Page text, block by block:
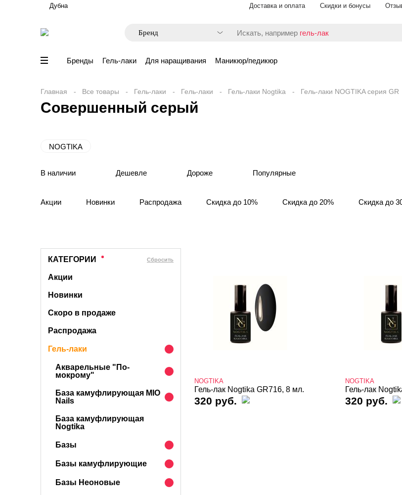
Дубна Доставка и оплата Скидки и бонусы
Искать, например гель-лак
Бренды Гель-лаки Для наращивания Маникюр/педикюр
Главная Все товары Гель-лаки Гель-лаки Гель-лаки Nogtika Гель-лаки NOGTIKA серия GR
Совершенный серый
NOGTIKA
В наличии Дешевле Дороже Популярные
Акции Новинки Распродажа Скидка до 10% Скидка до 20% Скидка до
КАТЕГОРИИ Cбросить
Акции
Новинки
Скоро в продаже
Распродажа
Гель-лаки
Акварельные "По-
мокрому"
База камуфлирующая MIO
Nails
База камуфлирующая
Nogtika
Базы
Базы камуфлирующие
Базы Неоновые
NOGTIKA
Гель-лак Nogtika GR716, 8 мл.
320 руб.
NOGTIKA
Гель-лак
320 руб.